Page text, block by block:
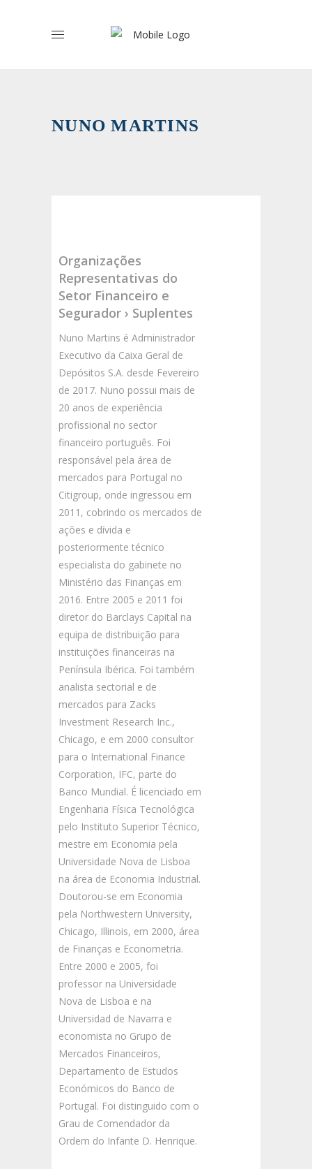
NUNO MARTINS
Organizações
Representativas do
Setor Financeiro e
Segurador › Suplentes
Nuno Martins é Administrador
Executivo da Caixa Geral de
Depósitos S.A. desde Fevereiro
de 2017. Nuno possui mais de
20 anos de experiência
profissional no sector
financeiro português. Foi
responsável pela área de
mercados para Portugal no
Citigroup, onde ingressou em
2011, cobrindo os mercados de
ações e dívida e
posteriormente técnico
especialista do gabinete no
Ministério das Finanças em
2016. Entre 2005 e 2011 foi
diretor do Barclays Capital na
equipa de distribuição para
instituições financeiras na
Península Ibérica. Foi também
analista sectorial e de
mercados para Zacks
Investment Research Inc.,
Chicago, e em 2000 consultor
para o International Finance
Corporation, IFC, parte do
Banco Mundial. É licenciado em
Engenharia Física Tecnológica
pelo Instituto Superior Técnico,
mestre em Economia pela
Universidade Nova de Lisboa
na área de Economia Industrial.
Doutorou-se em Economia
pela Northwestern University,
Chicago, Illinois, em 2000, área
de Finanças e Econometria.
Entre 2000 e 2005, foi
professor na Universidade
Nova de Lisboa e na
Universidad de Navarra e
economista no Grupo de
Mercados Financeiros,
Departamento de Estudos
Económicos do Banco de
Portugal. Foi distinguido com o
Grau de Comendador da
Ordem do Infante D. Henrique.